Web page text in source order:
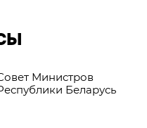
Министров
Беларусь